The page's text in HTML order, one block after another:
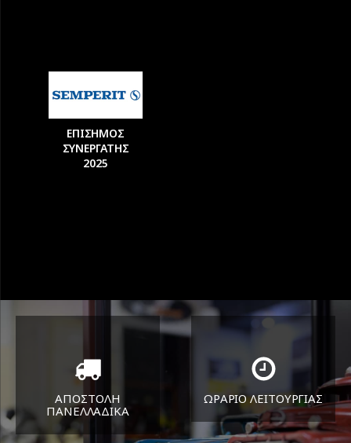
ΕΠΙΣΗΜΟΣ
ΣΥΝΕΡΓΑΤΗΣ
2025
ΑΠΟΣΤΟΛΗ
ΠΑΝΕΛΛΑΔΙΚA
ΩΡΑΡΙΟ ΛΕΙΤΟΥΡΓΙΑΣ